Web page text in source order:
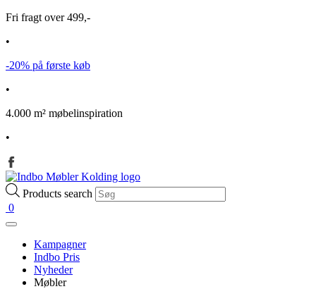
Fri fragt over 499,-
•
-20% på første køb
•
4.000 m² møbelinspiration
•
Products search
0
Kampagner
Indbo Pris
Nyheder
Møbler